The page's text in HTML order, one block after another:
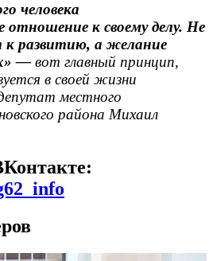
человека
отношение к своему делу. Не
к развитию, а желание
— вот главный принцип,
в своей жизни
местного
района Михаил